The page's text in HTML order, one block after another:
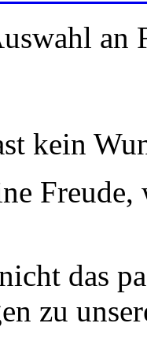
an
kein
das
zu